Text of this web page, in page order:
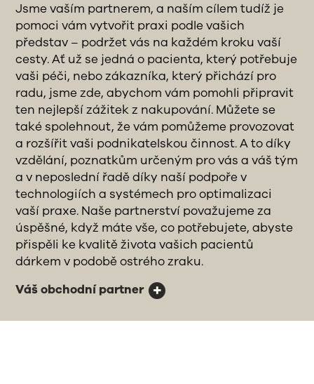
Jsme vaším partnerem, a naším cílem tudíž je
pomoci vám vytvořit praxi podle vašich
představ – podržet vás na každém kroku vaší
cesty. Ať už se jedná o pacienta, který potřebuje
vaši péči, nebo zákazníka, který přichází pro
radu, jsme zde, abychom vám pomohli připravit
ten nejlepší zážitek z nakupování. Můžete se
také spolehnout, že vám pomůžeme provozovat
a rozšířit vaši podnikatelskou činnost. A to díky
vzdělání, poznatkům určeným pro vás a váš tým
a v neposlední řadě díky naší podpoře v
technologiích a systémech pro optimalizaci
vaší praxe. Naše partnerství považujeme za
úspěšné, když máte vše, co potřebujete, abyste
přispěli ke kvalitě života vašich pacientů
dárkem v podobě ostrého zraku.
Váš obchodní partner